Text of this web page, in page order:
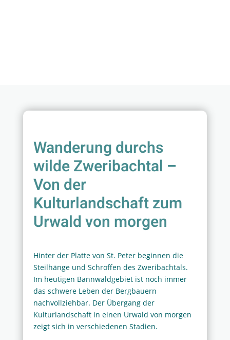
Wanderung durchs
wilde Zweribachtal –
Von der
Kulturlandschaft zum
Urwald von morgen
Hinter der Platte von St. Peter beginnen die
Steilhänge und Schroffen des Zweribachtals.
Im heutigen Bannwaldgebiet ist noch immer
das schwere Leben der Bergbauern
nachvollziehbar. Der Übergang der
Kulturlandschaft in einen Urwald von morgen
zeigt sich in verschiedenen Stadien.